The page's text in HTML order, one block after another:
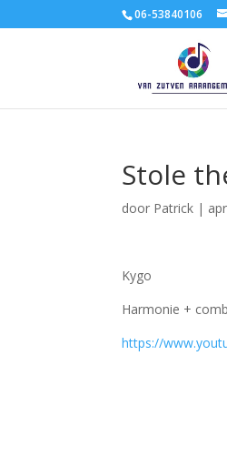
06-53840106
Stole
door Patrick |
Kygo
Harmonie +
https://